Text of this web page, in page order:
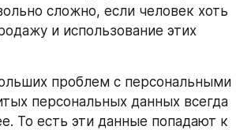
сложно, если человек хоть
и использование этих
проблем с персональными
персональных данных всегда
То есть эти данные попадают к